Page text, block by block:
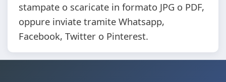
stampate o scaricate in formato JPG o PDF,
oppure inviate tramite Whatsapp,
Facebook, Twitter o Pinterest.